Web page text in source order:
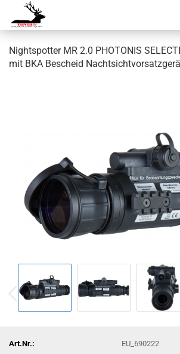
Nightspotter MR 2.0 PHOTONIS
mit BKA Bescheid
Art.Nr.:
EU_690222